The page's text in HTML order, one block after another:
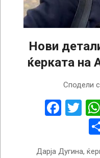
Нови
ќерката на
Сподели
Дарја Дугина,